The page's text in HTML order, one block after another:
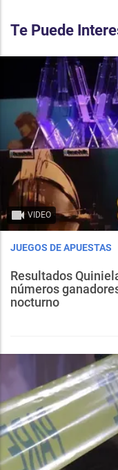
Te Puede
VIDEO
JUEGOS DE APUESTAS
Resultados
números
nocturno